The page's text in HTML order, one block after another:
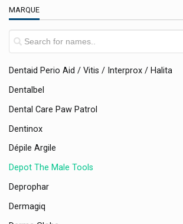
MARQUE
Delical Boissons, Crèmes, Biscuits
Delpharm Gaillard
Densmore Laboratoires
Dentaid Perio Aid / Vitis / Interprox / Halita
Dentalbel
Dental Care Paw Patrol
Dentinox
Dépile Argile
Depot The Male Tools
Deprophar
Dermagiq